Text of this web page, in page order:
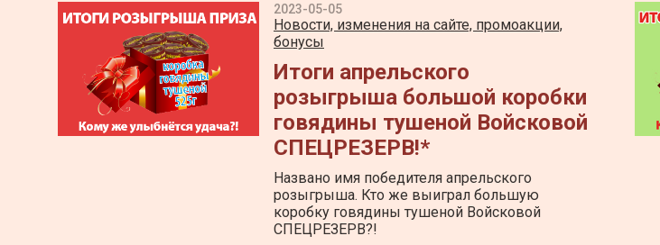
2023-05-05
Новости, изменения на сайте, промоакции,
бонусы
Итоги апрельского
розыгрыша большой коробки
говядины тушеной Войсковой
СПЕЦРЕЗЕРВ!*
Названо имя победителя апрельского
розыгрыша. Кто же выиграл большую
коробку говядины тушеной Войсковой
СПЕЦРЕЗЕРВ?!